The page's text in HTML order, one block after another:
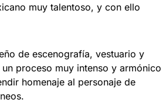
muy talentoso, y con ello
de escenografía, vestuario y
proceso muy intenso y armónico
homenaje al personaje de